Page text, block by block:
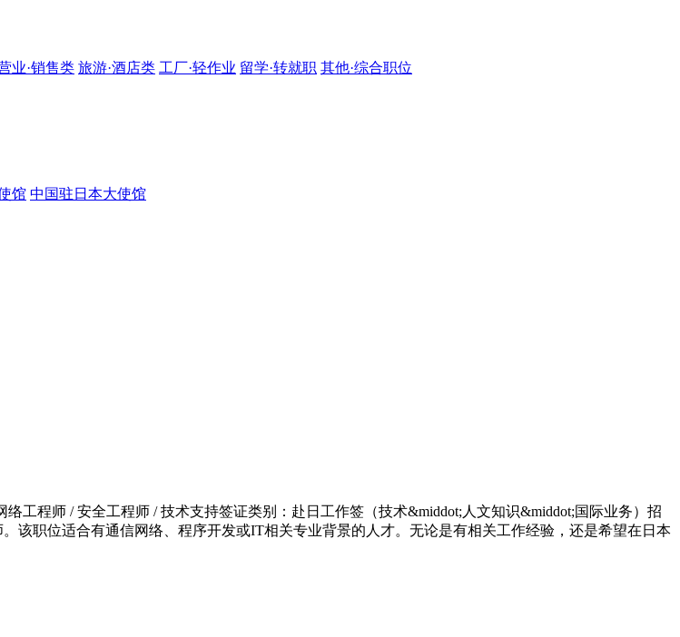
业·销售类 旅游·酒店类 工厂·轻作业 留学·转就职 其他·综合职位
馆 中国驻日本大使馆
工程师 / 安全工程师 / 技术支持签证类别：赴日工作签（技术&middot;人文知识&middot;国际业务）招
该职位适合有通信网络、程序开发或IT相关专业背景的人才。无论是有相关工作经验，还是希望在日本